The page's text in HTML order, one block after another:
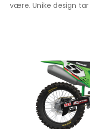
være. Unike design